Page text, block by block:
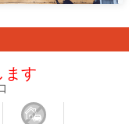
ます